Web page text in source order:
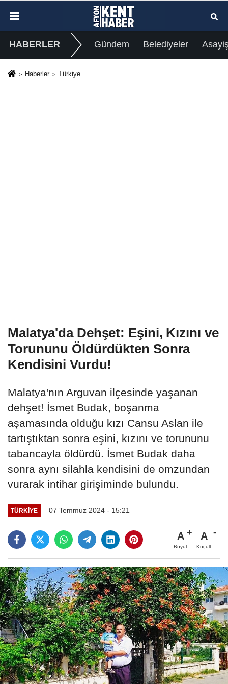
HABERLER Gündem Belediyeler
Haberler Türkiye
Malatya'da Dehşet: Eşini, Kızını ve
Torununu Öldürdükten Sonra
Kendisini Vurdu!
Malatya'nın Arguvan ilçesinde yaşanan
dehşet! İsmet Budak, boşanma
aşamasında olduğu kızı Cansu Aslan ile
tartıştıktan sonra eşini, kızını ve torununu
tabancayla öldürdü. İsmet Budak daha
sonra aynı silahla kendisini de omzundan
vurarak intihar girişiminde bulundu.
TÜRKIYE 07 Temmuz 2024 - 15:21
A
Büyüt
A
Küçült